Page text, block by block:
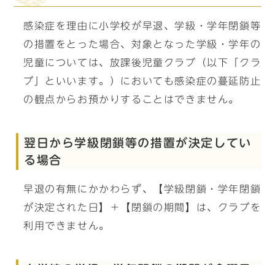
感染症を理由に小学校が早退、学級・学年閉鎖等
の措置をとった場合、対象となった学級・学年の
児童については、放課後児童クラブ（以下「クラ
ブ」といいます。）においても感染症の蔓延防止
の観点からお預かりすることはできません。
翌日から学級閉鎖等の措置が決定してい
る場合
早退の有無にかかわらず、【学級閉鎖・学年閉鎖
が決定された日】＋【閉鎖の期間】は、クラブを
利用できません。